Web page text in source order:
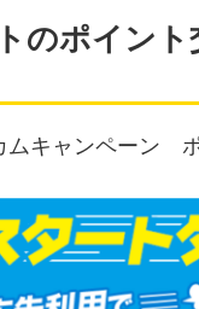
のポイント
キャンペーン